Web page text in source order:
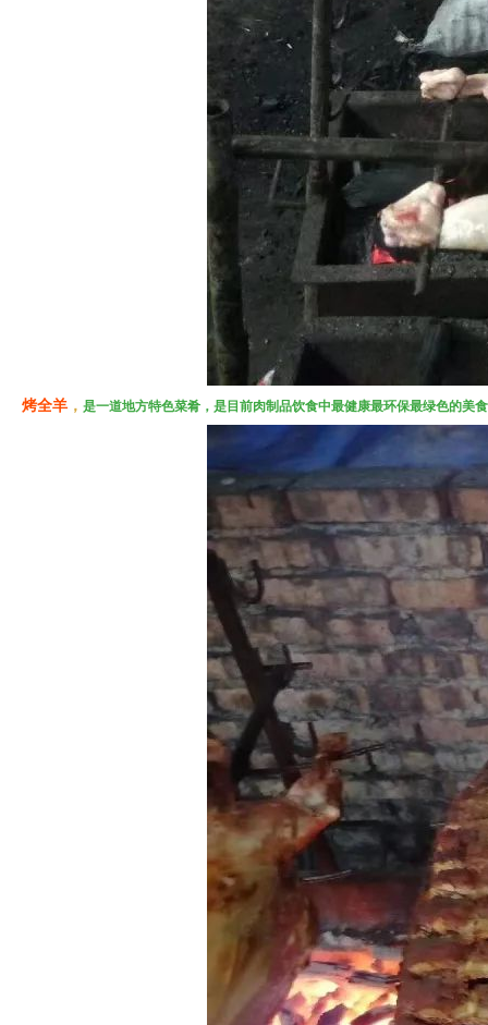
烤全羊 ， 是一道地方特色菜肴， 是目前肉制品饮食中最健康最环保最绿色的美